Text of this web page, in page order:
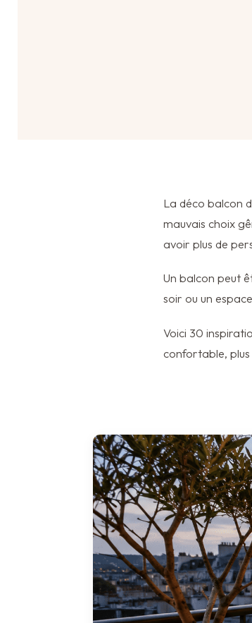
La déco balcon
mauvais choix
avoir plus de
Un balcon peut
soir ou un
Voici 30
confortable, plus